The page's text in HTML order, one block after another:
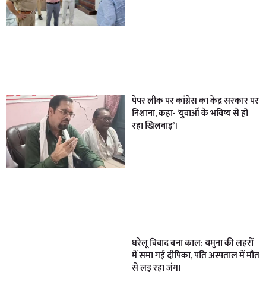
पेपर लीक पर कांग्रेस का केंद्र सरकार पर
निशाना, कहा- ‘युवाओं के भविष्य से हो
रहा खिलवाड़’।
घरेलू विवाद बना काल: यमुना की लहरों
में समा गई दीपिका, पति अस्पताल में मौत
से लड़ रहा जंग।